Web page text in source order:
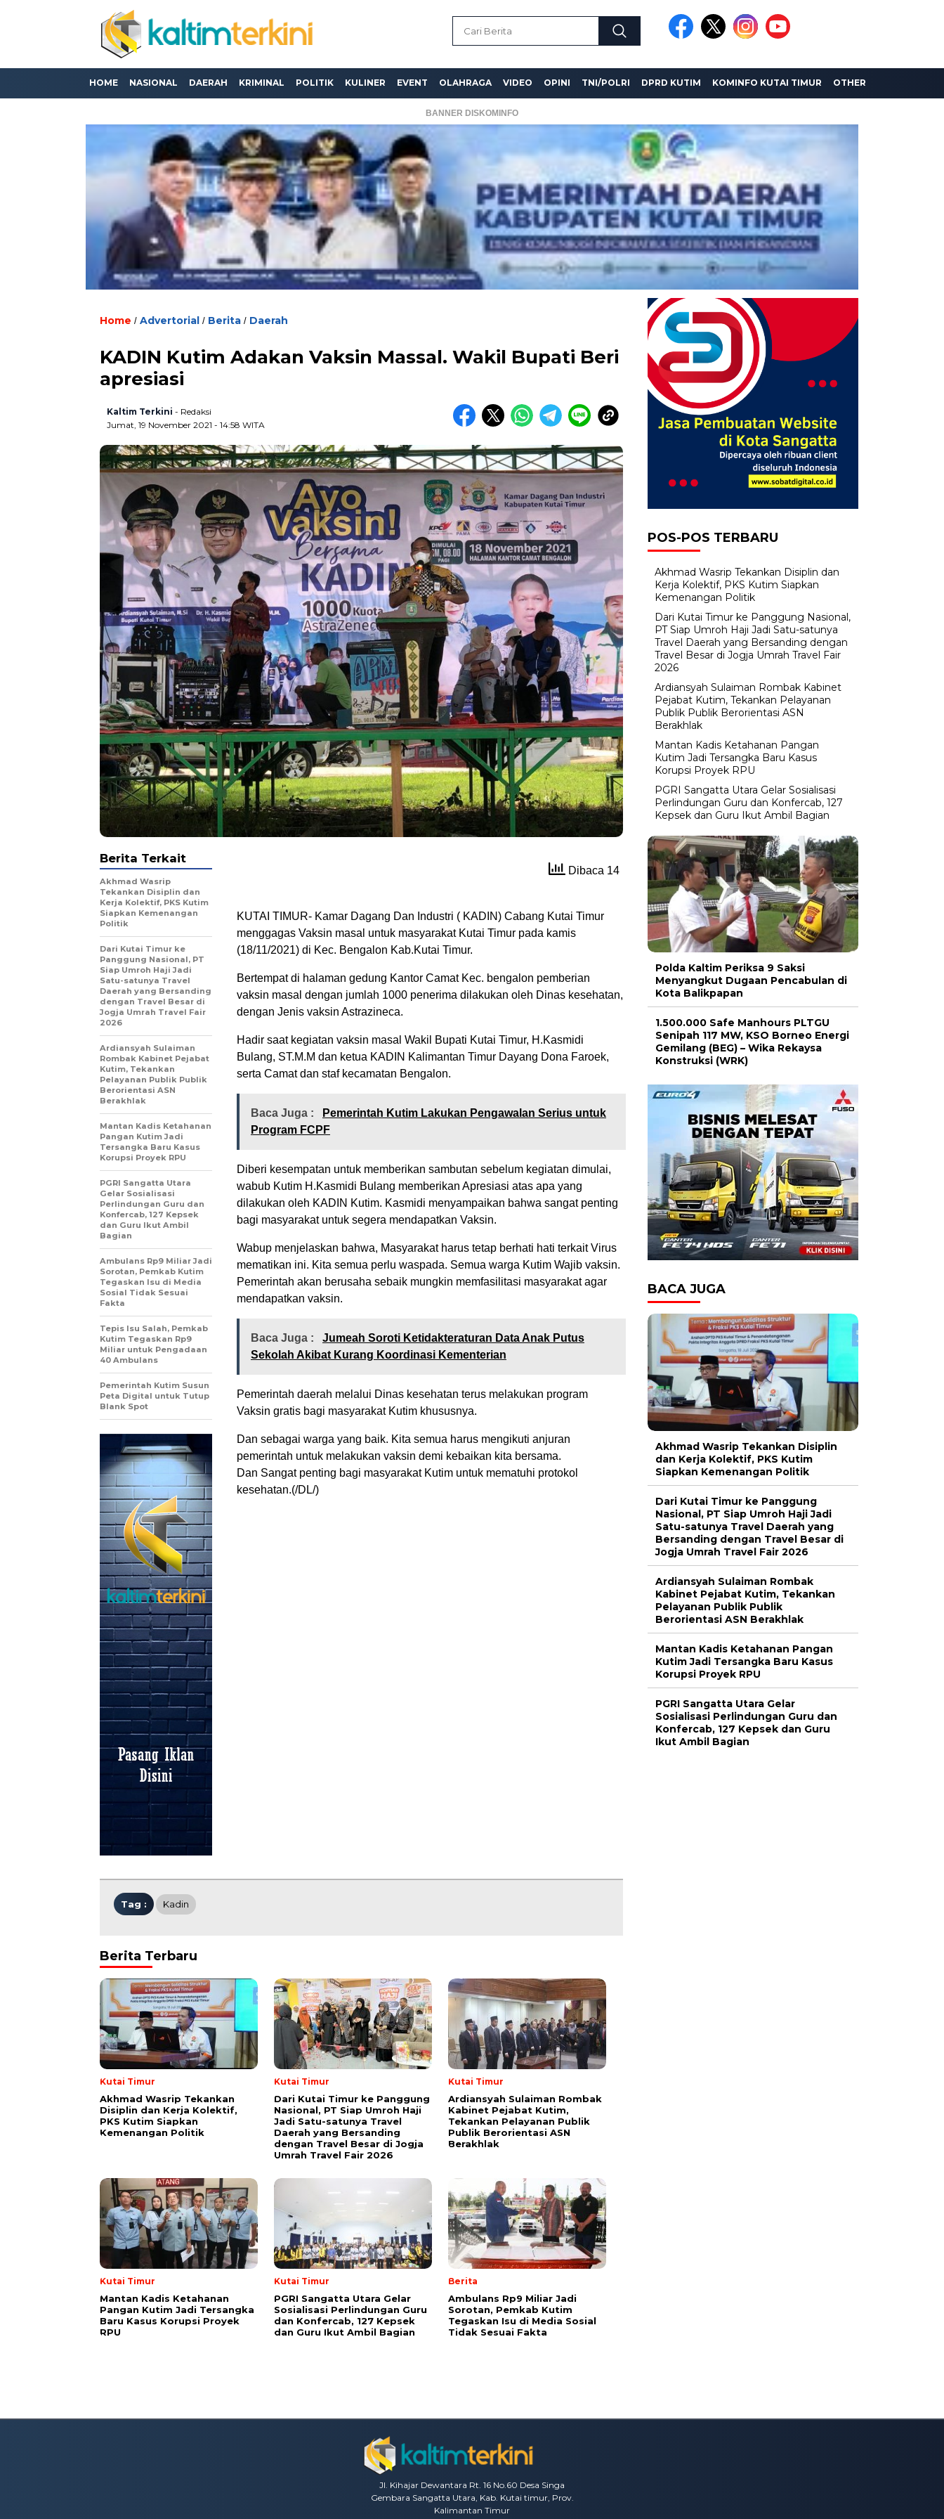
HOME NASIONAL DAERAH KRIMINAL POLITIK KULINER EVENT OLAHRAGA VIDEO OPINI TNI/POLRI DPRD KUTIM KOMINFO KUTAI TIMUR OTHER
BANNER DISKOMINFO
Home / Advertorial / Berita / Daerah
KADIN Kutim Adakan Vaksin Massal. Wakil Bupati Beri
apresiasi
Kaltim Terkini - Redaksi
Jumat, 19 November 2021 - 14:58 WITA
Dibaca 14
KUTAI TIMUR- Kamar Dagang Dan Industri ( KADIN) Cabang Kutai Timur
menggagas Vaksin masal untuk masyarakat Kutai Timur pada kamis
(18/11/2021) di Kec. Bengalon Kab.Kutai Timur.
Bertempat di halaman gedung Kantor Camat Kec. bengalon pemberian
vaksin masal dengan jumlah 1000 penerima dilakukan oleh Dinas kesehatan,
dengan Jenis vaksin Astrazineca.
Hadir saat kegiatan vaksin masal Wakil Bupati Kutai Timur, H.Kasmidi
Bulang, ST.M.M dan ketua KADIN Kalimantan Timur Dayang Dona Faroek,
serta Camat dan staf kecamatan Bengalon.
Baca Juga :
Pemerintah Kutim Lakukan Pengawalan Serius untuk
Program FCPF
Diberi kesempatan untuk memberikan sambutan sebelum kegiatan dimulai,
wabub Kutim H.Kasmidi Bulang memberikan Apresiasi atas apa yang
dilakukan oleh KADIN Kutim. Kasmidi menyampaikan bahwa sangat penting
bagi masyarakat untuk segera mendapatkan Vaksin.
Wabup menjelaskan bahwa, Masyarakat harus tetap berhati hati terkait Virus
mematikan ini. Kita semua perlu waspada. Semua warga Kutim Wajib vaksin.
Pemerintah akan berusaha sebaik mungkin memfasilitasi masyarakat agar
mendapatkan vaksin.
Baca Juga :
Jumeah Soroti Ketidakteraturan Data Anak Putus
Sekolah Akibat Kurang Koordinasi Kementerian
Pemerintah daerah melalui Dinas kesehatan terus melakukan program
Vaksin gratis bagi masyarakat Kutim khususnya.
Dan sebagai warga yang baik. Kita semua harus mengikuti anjuran
pemerintah untuk melakukan vaksin demi kebaikan kita bersama.
Dan Sangat penting bagi masyarakat Kutim untuk mematuhi protokol
kesehatan.(/DL/)
Berita Terkait
Akhmad Wasrip
Tekankan Disiplin dan
Kerja Kolektif, PKS Kutim
Siapkan Kemenangan
Politik
Dari Kutai Timur ke
Panggung Nasional, PT
Siap Umroh Haji Jadi
Satu-satunya Travel
Daerah yang Bersanding
dengan Travel Besar di
Jogja Umrah Travel Fair
2026
Ardiansyah Sulaiman
Rombak Kabinet Pejabat
Kutim, Tekankan
Pelayanan Publik Publik
Berorientasi ASN
Berakhlak
Mantan Kadis Ketahanan
Pangan Kutim Jadi
Tersangka Baru Kasus
Korupsi Proyek RPU
PGRI Sangatta Utara
Gelar Sosialisasi
Perlindungan Guru dan
Konfercab, 127 Kepsek
dan Guru Ikut Ambil
Bagian
Ambulans Rp9 Miliar Jadi
Sorotan, Pemkab Kutim
Tegaskan Isu di Media
Sosial Tidak Sesuai
Fakta
Tepis Isu Salah, Pemkab
Kutim Tegaskan Rp9
Miliar untuk Pengadaan
40 Ambulans
Pemerintah Kutim Susun
Peta Digital untuk Tutup
Blank Spot
Tag : Kadin
Berita Terbaru
Kutai Timur
Akhmad Wasrip Tekankan
Disiplin dan Kerja Kolektif,
PKS Kutim Siapkan
Kemenangan Politik
Kutai Timur
Dari Kutai Timur ke Panggung
Nasional, PT Siap Umroh Haji
Jadi Satu-satunya Travel
Daerah yang Bersanding
dengan Travel Besar di Jogja
Umrah Travel Fair 2026
Kutai Timur
Ardiansyah Sulaiman Rombak
Kabinet Pejabat Kutim,
Tekankan Pelayanan Publik
Publik Berorientasi ASN
Berakhlak
Kutai Timur
Mantan Kadis Ketahanan
Pangan Kutim Jadi Tersangka
Baru Kasus Korupsi Proyek
RPU
Kutai Timur
PGRI Sangatta Utara Gelar
Sosialisasi Perlindungan Guru
dan Konfercab, 127 Kepsek
dan Guru Ikut Ambil Bagian
Berita
Ambulans Rp9 Miliar Jadi
Sorotan, Pemkab Kutim
Tegaskan Isu di Media Sosial
Tidak Sesuai Fakta
POS-POS TERBARU
Akhmad Wasrip Tekankan Disiplin dan
Kerja Kolektif, PKS Kutim Siapkan
Kemenangan Politik
Dari Kutai Timur ke Panggung Nasional,
PT Siap Umroh Haji Jadi Satu-satunya
Travel Daerah yang Bersanding dengan
Travel Besar di Jogja Umrah Travel Fair
2026
Ardiansyah Sulaiman Rombak Kabinet
Pejabat Kutim, Tekankan Pelayanan
Publik Publik Berorientasi ASN
Berakhlak
Mantan Kadis Ketahanan Pangan
Kutim Jadi Tersangka Baru Kasus
Korupsi Proyek RPU
PGRI Sangatta Utara Gelar Sosialisasi
Perlindungan Guru dan Konfercab, 127
Kepsek dan Guru Ikut Ambil Bagian
Polda Kaltim Periksa 9 Saksi
Menyangkut Dugaan Pencabulan di
Kota Balikpapan
1.500.000 Safe Manhours PLTGU
Senipah 117 MW, KSO Borneo Energi
Gemilang (BEG) – Wika Rekaysa
Konstruksi (WRK)
BACA JUGA
Akhmad Wasrip Tekankan Disiplin
dan Kerja Kolektif, PKS Kutim
Siapkan Kemenangan Politik
Dari Kutai Timur ke Panggung
Nasional, PT Siap Umroh Haji Jadi
Satu-satunya Travel Daerah yang
Bersanding dengan Travel Besar di
Jogja Umrah Travel Fair 2026
Ardiansyah Sulaiman Rombak
Kabinet Pejabat Kutim, Tekankan
Pelayanan Publik Publik
Berorientasi ASN Berakhlak
Mantan Kadis Ketahanan Pangan
Kutim Jadi Tersangka Baru Kasus
Korupsi Proyek RPU
PGRI Sangatta Utara Gelar
Sosialisasi Perlindungan Guru dan
Konfercab, 127 Kepsek dan Guru
Ikut Ambil Bagian
Jl. Kihajar Dewantara Rt. 16 No.60 Desa Singa
Gembara Sangatta Utara, Kab. Kutai timur, Prov.
Kalimantan Timur